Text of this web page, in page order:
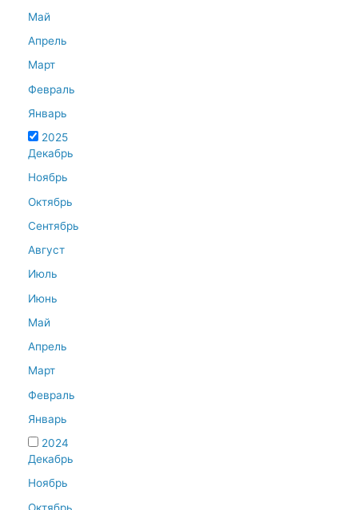
Май
Апрель
Март
Февраль
Январь
2025
Декабрь
Ноябрь
Октябрь
Сентябрь
Август
Июль
Июнь
Май
Апрель
Март
Февраль
Январь
2024
Декабрь
Ноябрь
Октябрь